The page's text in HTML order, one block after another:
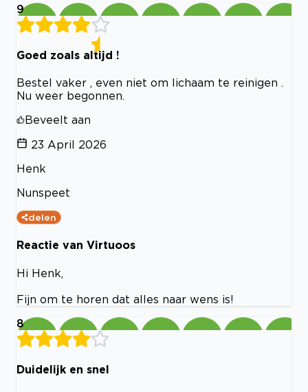
9
Goed zoals altijd !
Bestel vaker , even niet om lichaam te reinigen .
Nu weer begonnen.
Beveelt aan
23 April 2026
Henk
Nunspeet
delen
Reactie van Virtuoos
Hi Henk,
Fijn om te horen dat alles naar wens is!
8
Duidelijk en snel